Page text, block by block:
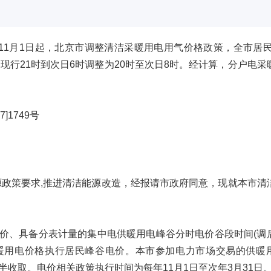
月1日起，北京市调整清洁采暖用电用气价格政策，全市居
行21时到次日6时调整为20时至次日8时。经计算，分户电采
号
策要求,推进清洁能源改造，经报请市政府同意，现就本市清
、具备分表计量的集中电供暖用电峰谷分时电价谷段时间(调
电价格执行居民峰谷电价。本市参加电力市场交易的供暖
收取。电价相关政策执行时间为每年11月1日至次年3月31日